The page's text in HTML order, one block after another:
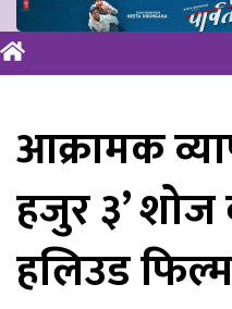
आक्रामक
हजुर ३’ शोज
हलिउड